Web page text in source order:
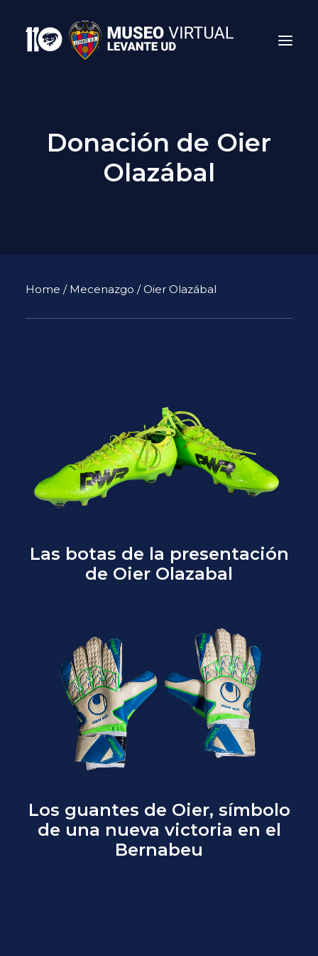
Donación de Oier
Olazábal
Home / Mecenazgo / Oier Olazábal
Las botas de la presentación
de Oier Olazabal
Los guantes de Oier, símbolo
de una nueva victoria en el
Bernabeu